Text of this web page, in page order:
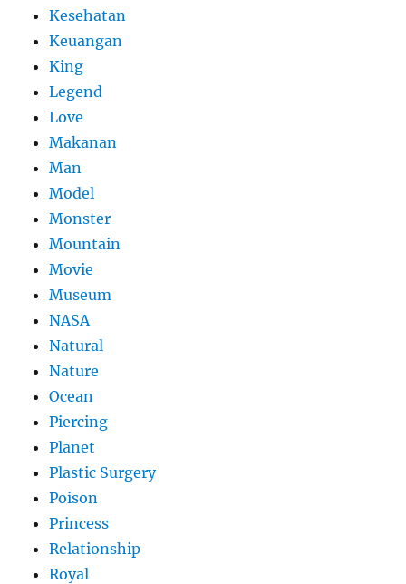
Kesehatan
Keuangan
King
Legend
Love
Makanan
Man
Model
Monster
Mountain
Movie
Museum
NASA
Natural
Nature
Ocean
Piercing
Planet
Plastic Surgery
Poison
Princess
Relationship
Royal